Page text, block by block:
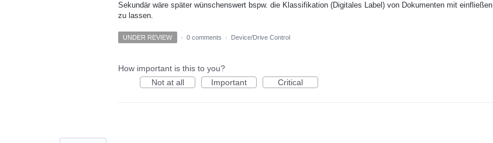
Sekundär wäre später wünschenswert bspw. die Klassifikation (Digitales Label) von Dokumenten mit einfließen
zu lassen.
UNDER REVIEW · 0 comments · Device/Drive Control
How important is this to you?
Not at all
Important Critical